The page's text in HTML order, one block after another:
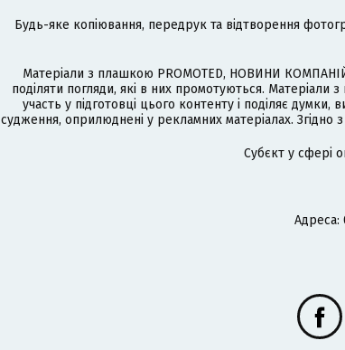
Будь-яке копіювання, передрук та відтворення
Матеріали з плашкою PROMOTED, НОВИНИ
поділяти погляди, які в них промотуються.
участь у підготовці цього контенту і поділяє думки,
судження, оприлюднені у рекламних матеріалах. Згідно
Cубєкт у сфері
Адреса: